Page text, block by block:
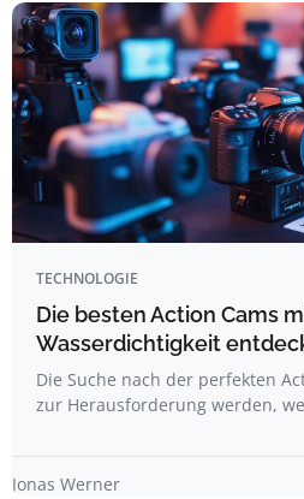
TECHNOLOGIE
Die besten Action Cams
Wasserdichtigkeit
Die Suche nach der perfekten
zur Herausforderung werden,
Jonas Werner